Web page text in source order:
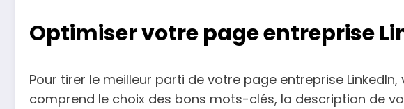
Optimiser votre page entreprise
Pour tirer le meilleur parti de votre page entreprise LinkedIn,
comprend le choix des bons mots-clés, la description de